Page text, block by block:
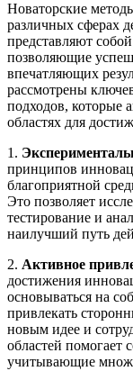
Новаторские
различных сферах
представляют
позволяющие
впечатляющих
рассмотрены
подходов, которые
областях для
1.
принципов
благоприятной
Это позволяет
тестирование и
наилучший путь
2. Активное
достижения
основываться на
привлекать
новым идее и
областей помогает
учитывающие